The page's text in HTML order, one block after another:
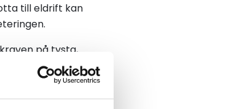
till eldrift kan
på tysta,
incitament
en tydligare